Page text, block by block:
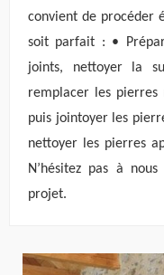
convient de procéder
soit parfait : •
joints, nettoyer la
remplacer les
puis jointoyer les
nettoyer les pierres
N’hésitez pas à
projet.